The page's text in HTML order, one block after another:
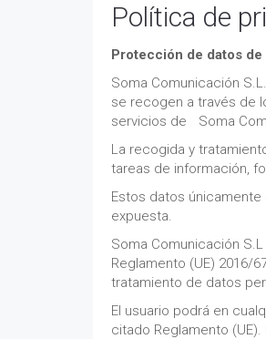
Política de
Protección de datos de
Soma Comunicación
se recogen a través de
servicios de Soma
La recogida y
tareas de información,
Estos datos
expuesta.
Soma Comunicación
Reglamento (UE) 2016/
tratamiento de datos
El usuario podrá en
citado Reglamento